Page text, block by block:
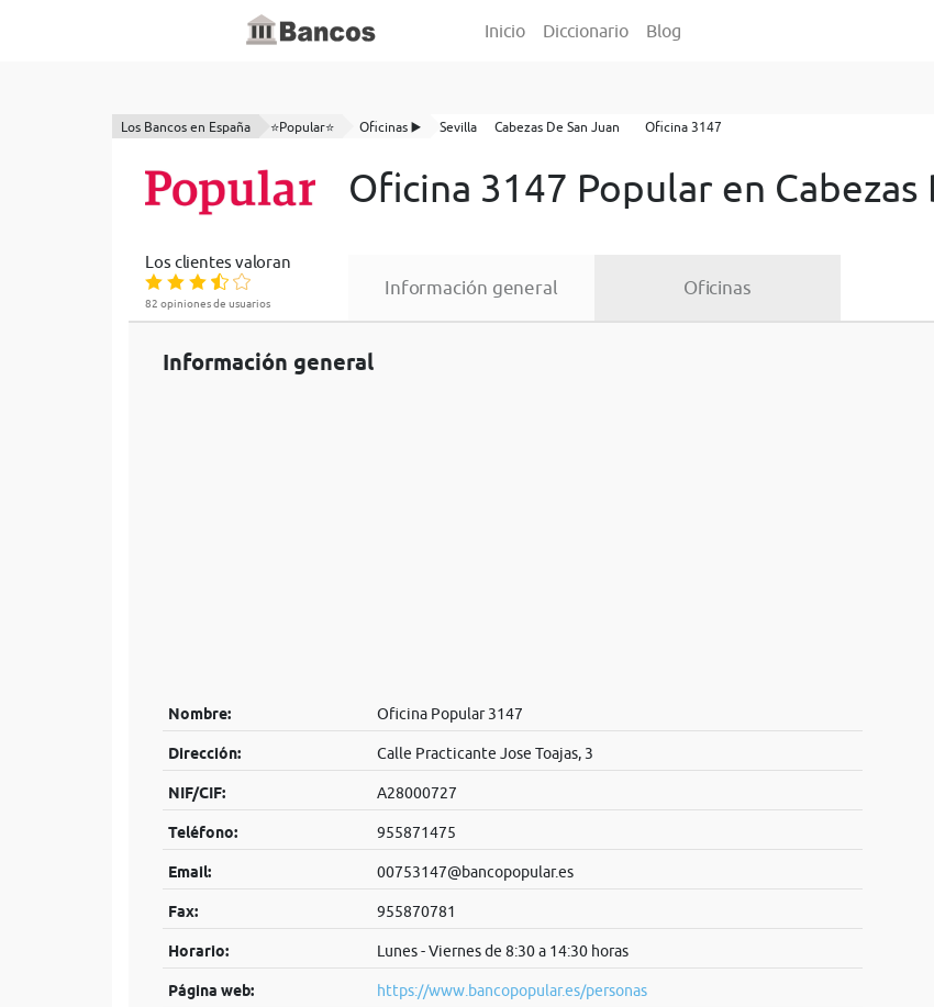
Inicio Diccionario Blog
Los Bancos en España ⭐Popular⭐ Oficinas ▶️ Sevilla Cabezas De San Juan Oficina 3147
Oficina 3147 Popular en Cabezas
Los clientes valoran
82 opiniones de usuarios
Información general Oficinas
Información general
Nombre: Oficina Popular 3147
Dirección: Calle Practicante Jose Toajas, 3
NIF/CIF: A28000727
Teléfono: 955871475
Email: 00753147@bancopopular.es
Fax: 955870781
Horario: Lunes - Viernes de 8:30 a 14:30 horas
Página web: https://www.bancopopular.es/personas